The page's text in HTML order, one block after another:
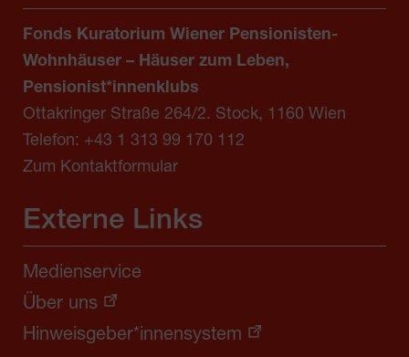
Fonds Kuratorium Wiener Pensionisten-
Wohnhäuser – Häuser zum Leben,
Pensionist*innenklubs
Ottakringer Straße 264/2. Stock, 1160 Wien
Telefon: +43 1 313 99 170 112
Zum Kontaktformular
Externe Links
Medienservice
Über uns
Hinweisgeber*innensystem